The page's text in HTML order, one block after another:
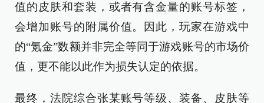
值的皮肤和套装，或者有含金量的账号标签，
会增加账号的附属价值。因此，玩家在游戏中
的“氪金”数额并非完全等同于游戏账号的市场价
值，更不能以此作为损失认定的依据。
最终，法院综合张某账号等级、装备、皮肤等